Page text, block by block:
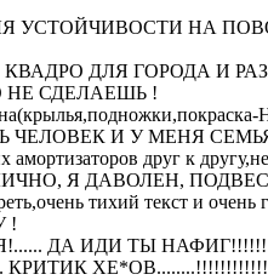
УСТОЙЧИВОСТИ НА
КВАДРО ДЛЯ ГОРОДА
СДЕЛАЕШЬ !
ЧЕЛОВЕК И У МЕНЯ
амортизаторов друг к
Я ДАВОЛЕН,
тихий текст и
!
ДА ИДИ ТЫ
КРИТИК ХЕ*ОВ........!!!!!!!!!!!!